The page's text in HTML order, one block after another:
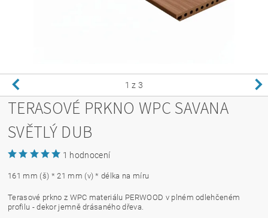
1 z 3
TERASOVÉ PRKNO WPC SAVANA
SVĚTLÝ DUB
1 hodnocení
161 mm (š) * 21 mm (v) * délka na míru
Terasové prkno z WPC materiálu PERWOOD v plném odlehčeném
profilu - dekor jemně drásaného dřeva.